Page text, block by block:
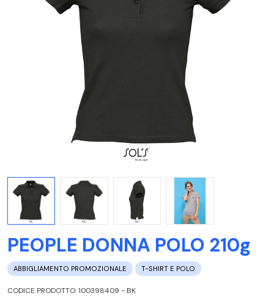
PEOPLE DONNA POLO 210g
ABBIGLIAMENTO PROMOZIONALE T-SHIRT E POLO
CODICE PRODOTTO: 100398409 - BK